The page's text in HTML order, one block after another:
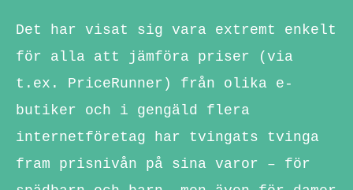
Det har visat sig vara extremt enkelt
för alla att jämföra priser (via
t.ex. PriceRunner) från olika e-
butiker och i gengäld flera
internetföretag har tvingats tvinga
fram prisnivån på sina varor – för